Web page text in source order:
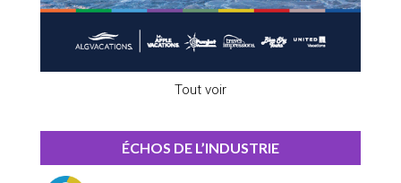
Tout voir
ÉCHOS DE L’INDUSTRIE